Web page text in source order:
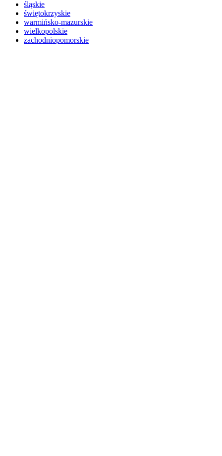
śląskie
świętokrzyskie
warmińsko-mazurskie
wielkopolskie
zachodniopomorskie